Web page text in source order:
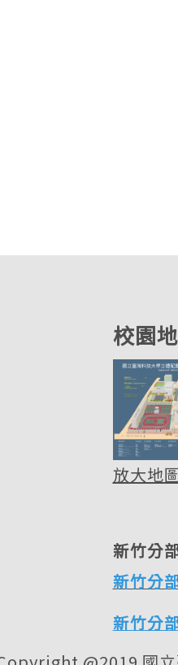
校園
放大地
新竹分
新竹分
新竹分